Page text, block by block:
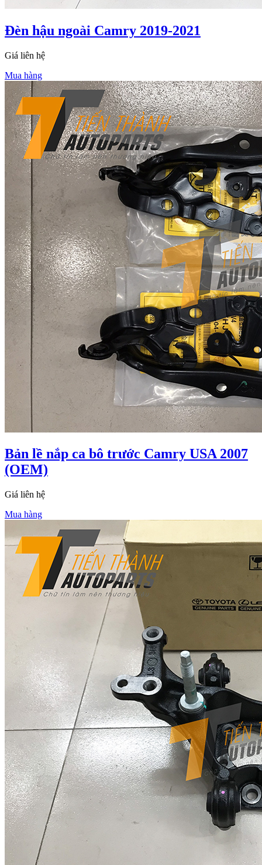
Đèn hậu ngoài Camry 2019-2021
Giá liên hệ
Mua hàng
Bản lề nắp ca bô trước Camry USA 2007
(OEM)
Giá liên hệ
Mua hàng